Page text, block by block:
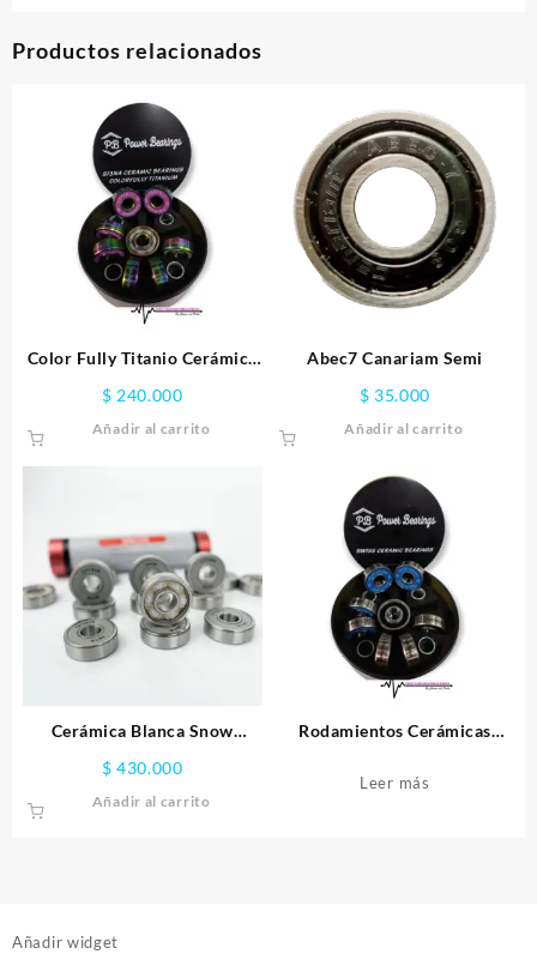
Productos relacionados
Color Fully Titanio Cerámica
$ 240.000
Añadir al carrito
Abec7 Canariam Semi
$ 35.000
Añadir al carrito
Cerámica Blanca Snow
$ 430.000
Añadir al carrito
Rodamientos Cerámicas
Leer más
Añadir widget